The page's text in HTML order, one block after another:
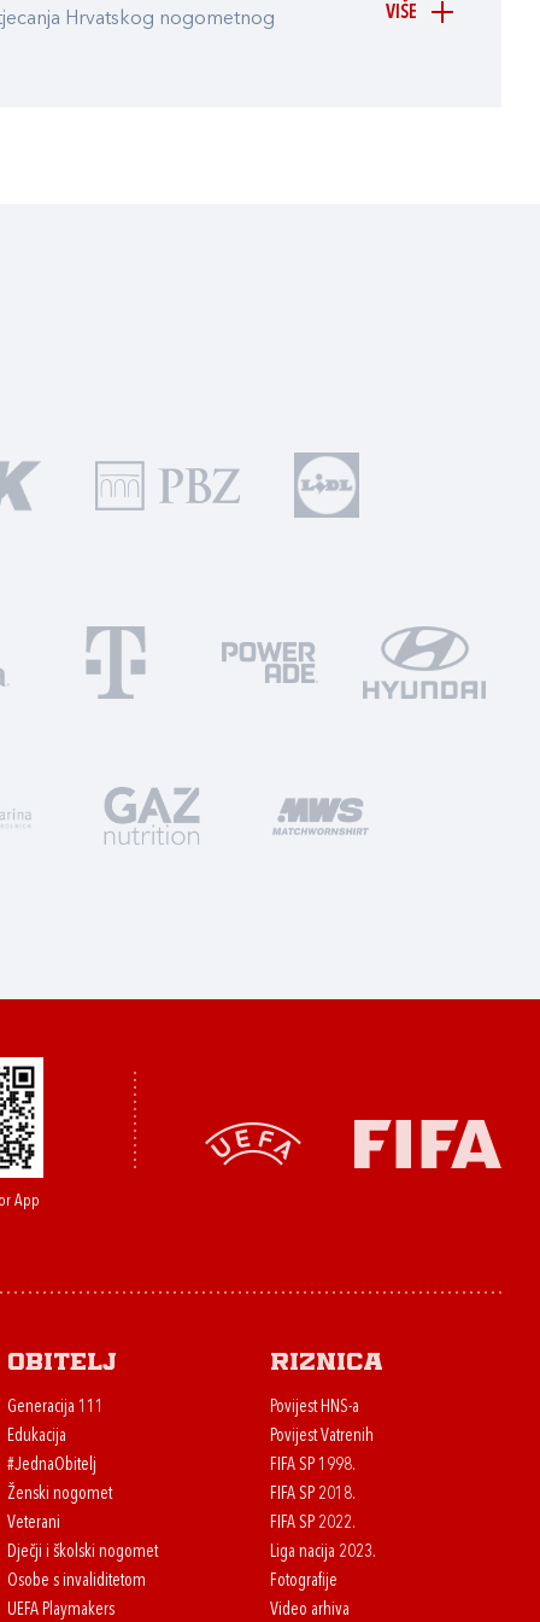
VIŠE
Hrvatskog nogometnog
App
Obitelj
Generacija 111
Edukacija
#JednaObitelj
Ženski nogomet
Veterani
Dječji i školski nogomet
Osobe s invaliditetom
UEFA Playmakers
Riznica
Povijest HNS-a
Povijest Vatrenih
FIFA SP 1998.
FIFA SP 2018.
FIFA SP 2022.
Liga nacija 2023.
Fotografije
Video arhiva